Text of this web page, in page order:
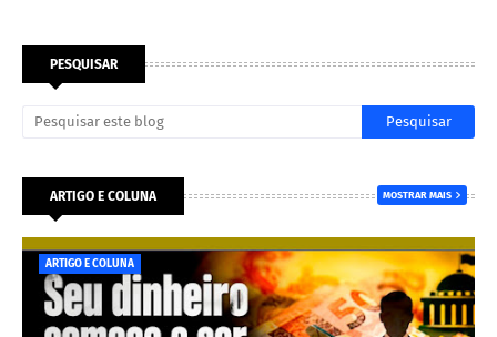
PESQUISAR
ARTIGO E COLUNA MOSTRAR MAIS
ARTIGO E COLUNA